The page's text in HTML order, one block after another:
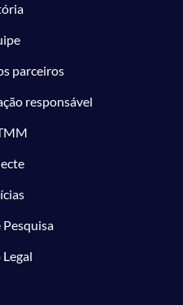
parceiros
responsável
Pesquisa